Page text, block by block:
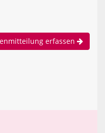
erfassen